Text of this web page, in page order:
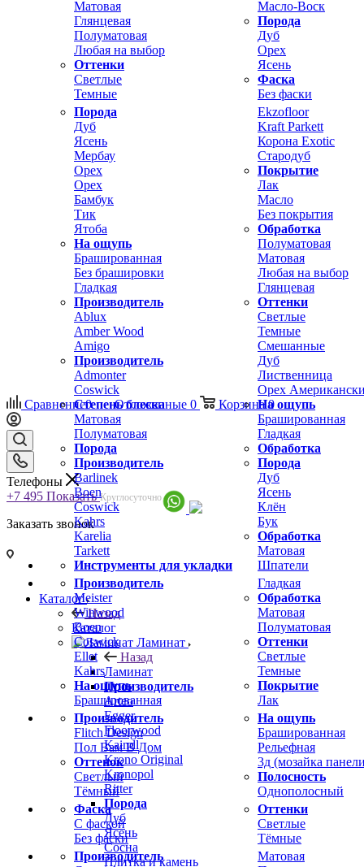
Матовая
Глянцевая
Полуматовая
Любая на выбор
Оттенки
Светлые
Темные
Масло-Воск
Порода
Дуб
Орех
Ясень
Фаска
Без фаски
Порода
Дуб
Ясень
Мербау
Орех
Орех
Бамбук
Тик
Ятоба
На ощупь
Брашированная
Без брашировки
Гладкая
Производитель
Ablux
Amber Wood
Amigo
Ekzofloor
Kraft Parkett
Корона Exotic
Стародуб
Покрытие
Лак
Масло
Без покрытия
Обработка
Полуматовая
Матовая
Любая на выбор
Глянцевая
Оттенки
Светлые
Темные
Смешанные
Производитель
Admonter
Coswick
Степень блеска
Матовая
Полуматовая
Порода
Дуб
Лиственница
Орех
На ощупь
Брашированная
Гладкая
Обработка
Производитель
Barlinek
Boen
Coswick
Kahrs
Karelia
Tarkett
Порода
Дуб
Ясень
Клён
Бук
Обработка
Матовая
Инструменты для укладки
Шпатели
Производитель
Meister
Winwood
Boen
Coswick
Ellet
Kahrs
На ощупь
Брашированная
Гладкая
Обработка
Матовая
Полуматовая
Оттенки
Светлые
Темные
Покрытие
Лак
Производитель
Flitch Design
Пол Вам В Дом
Оттенок
Светлый
Тёмный
На ощупь
Брашированная
Рельефная
3д (мозайка
Полосность
Однополосный
Фаска
С фаской
Без фаски
Оттенки
Светлые
Тёмные
Производитель
Матовая
Сравнение0 Отложенные 0 Корзина 0
Телефоны
+7 495 Показать Круглосуточно
Заказать звонок
Каталог
Назад
Каталог
Ламинат
Назад
Ламинат
Производитель
Arteo
Egger
Floorwood
Kaindl
Krono Original
Kronopol
Ritter
Порода
Дуб
Ясень
Сосна
Плитка и камень